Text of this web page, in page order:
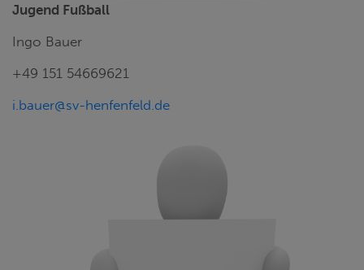
Jugend Fußball
Ingo Bauer
+49 151 54669621
i.bauer@sv-henfenfeld.de